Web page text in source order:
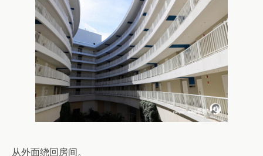
从外面绕回房间。